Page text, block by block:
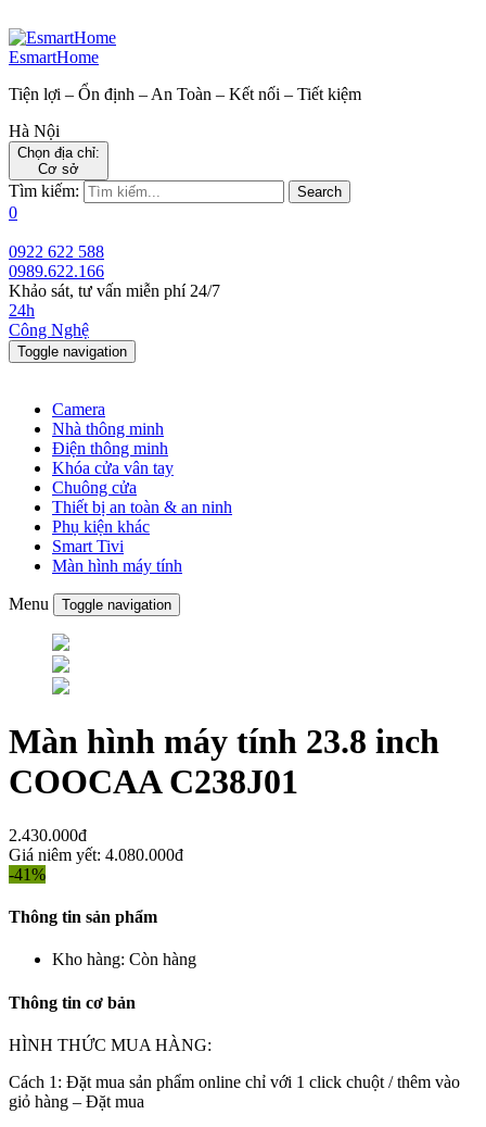
EsmartHome
Tiện lợi – Ổn định – An Toàn – Kết nối – Tiết kiệm
Hà Nội
Chọn địa chỉ:
Cơ sở
Tìm kiếm: Search
0
0922 622 588
0989.622.166
Khảo sát, tư vấn miễn phí 24/7
24h
Công Nghệ
Toggle navigation
Camera
Nhà thông minh
Điện thông minh
Khóa cửa vân tay
Chuông cửa
Thiết bị an toàn & an ninh
Phụ kiện khác
Smart Tivi
Màn hình máy tính
Menu Toggle navigation
Màn hình máy tính 23.8 inch
COOCAA C238J01
2.430.000đ
Giá niêm yết: 4.080.000đ
-41%
Thông tin sản phẩm
Kho hàng: Còn hàng
Thông tin cơ bản
HÌNH THỨC MUA HÀNG:
Cách 1: Đặt mua sản phẩm online chỉ với 1 click chuột / thêm vào
giỏ hàng – Đặt mua